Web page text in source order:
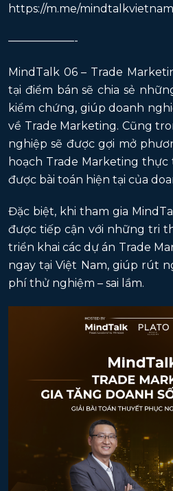
https://m.me/
——————-
MindTalk 06 – Trade
tại điểm bán sẽ chia sẻ
kiểm chứng, giúp doanh
về Trade Marketing. Cũng
nghiệp sẽ được gợi mở
hoạch Trade Marketing
được bài toán hiện tại của
Đặc biệt, khi tham gia
được tiếp cận với những tri
triển khai các dự án Trade
ngay tại Việt Nam, giúp rút
phí thử nghiệm – sai lầm.